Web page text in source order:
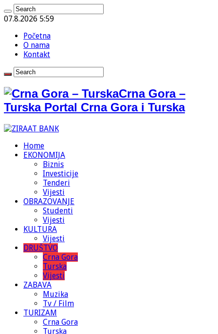
07.8.2026 5:59
Početna
O nama
Kontakt
Crna Gora –
Turska Portal Crna Gora i Turska
Home
EKONOMIJA
Biznis
Investicije
Tenderi
Vijesti
OBRAZOVANJE
Studenti
Vijesti
KULTURA
Vijesti
DRUŠTVO
Crna Gora
Turska
Vijesti
ZABAVA
Muzika
Tv / Film
TURIZAM
Crna Gora
Turska